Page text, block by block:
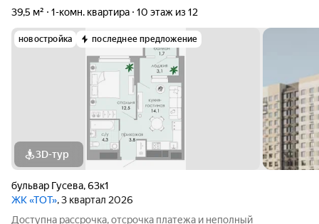
39,5 м²
1-комн. квартира 10 этаж из 12
новостройка последнее предложение
3D-тур
бульвар Гусева,63к1
ЖК «ТОТ», 3 квартал 2026
Доступна рассрочка, отсрочка платежа и неполный